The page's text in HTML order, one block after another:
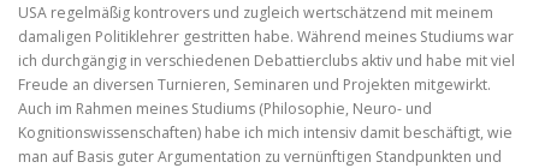
USA regelmäßig kontrovers und zugleich wertschätzend mit meinem
damaligen Politiklehrer gestritten habe. Während meines Studiums war
ich durchgängig in verschiedenen Debattierclubs aktiv und habe mit viel
Freude an diversen Turnieren, Seminaren und Projekten mitgewirkt.
Auch im Rahmen meines Studiums (Philosophie, Neuro- und
Kognitionswissenschaften) habe ich mich intensiv damit beschäftigt, wie
man auf Basis guter Argumentation zu vernünftigen Standpunkten und